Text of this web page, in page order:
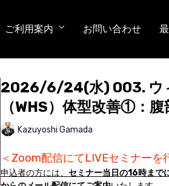
ご利用案内 お問い合わせ
2026/6/24(水) 003. ウ
（WHS）体型改善①：腹
Kazuyoshi Gamada
＜Zoom配信にてLIVEセミナーを
申込者の方には、 セミナー当日の16時ま